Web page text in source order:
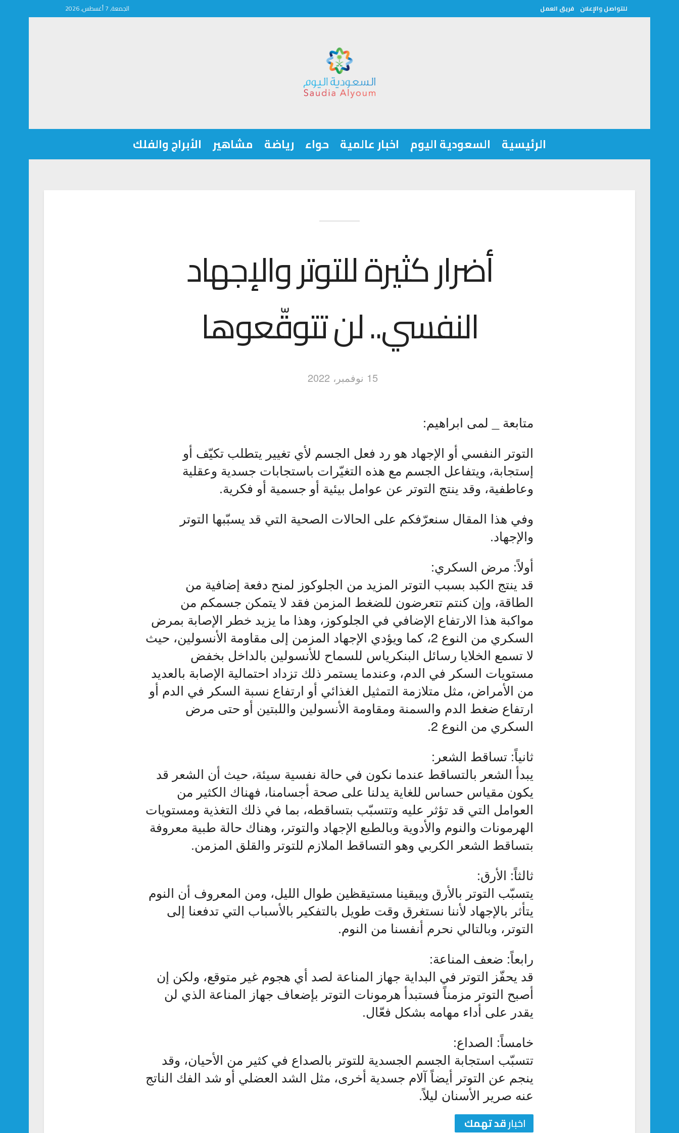
للتواصل والإعلان فريق العمل الجمعة, 7 أغسطس, 2026
الرئيسية السعودية اليوم اخبار عالمية حواء رياضة مشاهير الأبراج والفلك
أضرار كثيرة للتوتر والإجهاد
النفسي.. لن تتوقّعوها
15 نوفمبر، 2022
متابعة _ لمى ابراهيم:
التوتر النفسي أو الإجهاد هو رد فعل الجسم لأي تغيير يتطلب تكيّف أو
إستجابة، ويتفاعل الجسم مع هذه التغيّرات باستجابات جسدية وعقلية
وعاطفية، وقد ينتج التوتر عن عوامل بيئية أو جسمية أو فكرية.
وفي هذا المقال سنعرّفكم على الحالات الصحية التي قد يسبّبها التوتر
والإجهاد.
أولاً: مرض السكري:
قد ينتج الكبد بسبب التوتر المزيد من الجلوكوز لمنح دفعة إضافية من
الطاقة، وإن كنتم تتعرضون للضغط المزمن فقد لا يتمكن جسمكم من
مواكبة هذا الارتفاع الإضافي في الجلوكوز، وهذا ما يزيد خطر الإصابة بمرض
السكري من النوع 2، كما ويؤدي الإجهاد المزمن إلى مقاومة الأنسولين، حيث
لا تسمع الخلايا رسائل البنكرياس للسماح للأنسولين بالداخل بخفض
مستويات السكر في الدم، وعندما يستمر ذلك تزداد احتمالية الإصابة بالعديد
من الأمراض، مثل متلازمة التمثيل الغذائي أو ارتفاع نسبة السكر في الدم أو
ارتفاع ضغط الدم والسمنة ومقاومة الأنسولين واللبتين أو حتى مرض
السكري من النوع 2.
ثانياً: تساقط الشعر:
يبدأ الشعر بالتساقط عندما نكون في حالة نفسية سيئة، حيث أن الشعر قد
يكون مقياس حساس للغاية يدلنا على صحة أجسامنا، فهناك الكثير من
العوامل التي قد تؤثر عليه وتتسبّب بتساقطه، بما في ذلك التغذية ومستويات
الهرمونات والنوم والأدوية وبالطبع الإجهاد والتوتر، وهناك حالة طبية معروفة
بتساقط الشعر الكربي وهو التساقط الملازم للتوتر والقلق المزمن.
ثالثاً: الأرق:
يتسبّب التوتر بالأرق ويبقينا مستيقظين طوال الليل، ومن المعروف أن النوم
يتأثر بالإجهاد لأننا نستغرق وقت طويل بالتفكير بالأسباب التي تدفعنا إلى
التوتر، وبالتالي نحرم أنفسنا من النوم.
رابعاً: ضعف المناعة:
قد يحفّز التوتر في البداية جهاز المناعة لصد أي هجوم غير متوقع، ولكن إن
أصبح التوتر مزمناً فستبدأ هرمونات التوتر بإضعاف جهاز المناعة الذي لن
يقدر على أداء مهامه بشكل فعّال.
خامساً: الصداع:
تتسبّب استجابة الجسم الجسدية للتوتر بالصداع في كثير من الأحيان، وقد
ينجم عن التوتر أيضاً آلام جسدية أخرى، مثل الشد العضلي أو شد الفك الناتج
عنه صرير الأسنان ليلاً.
اخبارقد تهمك